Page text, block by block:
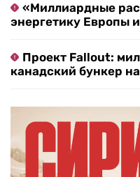
«Миллиардные
энергетику Европы
Проект Fallout:
канадский бункер